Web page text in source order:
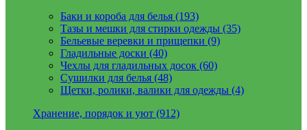
Баки и короба для белья (193)
Тазы и мешки для стирки одежды (35)
Бельевые веревки и прищепки (9)
Гладильные доски (40)
Чехлы для гладильных досок (60)
Сушилки для белья (48)
Щетки, ролики, валики для одежды (4)
Хранение, порядок и уют (912)